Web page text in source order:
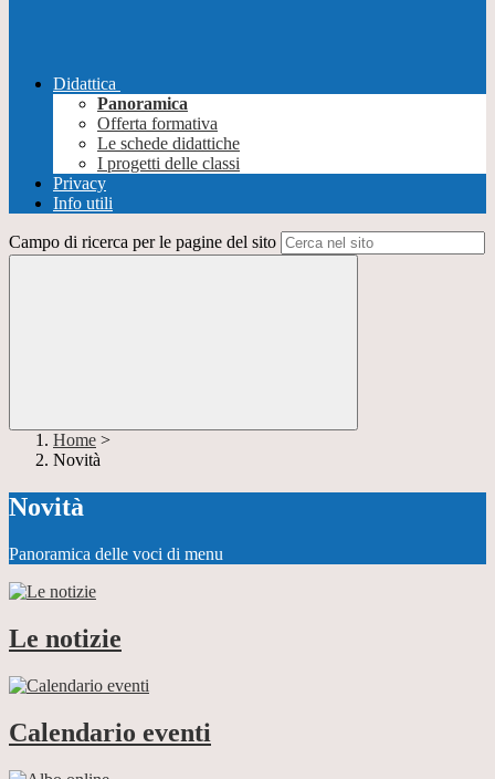
Didattica
Panoramica
Offerta formativa
Le schede didattiche
I progetti delle classi
Privacy
Info utili
Campo di ricerca per le pagine del sito
Home >
Novità
Novità
Panoramica delle voci di menu
Le notizie
Calendario eventi